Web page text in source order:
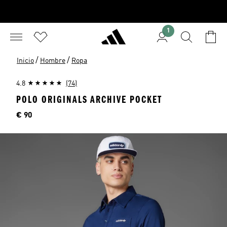
1
Inicio / Hombre / Ropa
4.8 (74)
POLO ORIGINALS ARCHIVE POCKET
Precio
€ 90